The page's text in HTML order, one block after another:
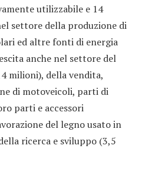
utilizzabile e 14
settore della produzione di
ed altre fonti di energia
anche nel settore del
milioni), della vendita,
di motoveicoli, parti di
parti e accessori
del legno usato in
ricerca e sviluppo (3,5